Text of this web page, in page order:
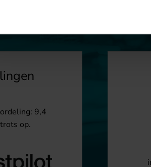
9,4
op.